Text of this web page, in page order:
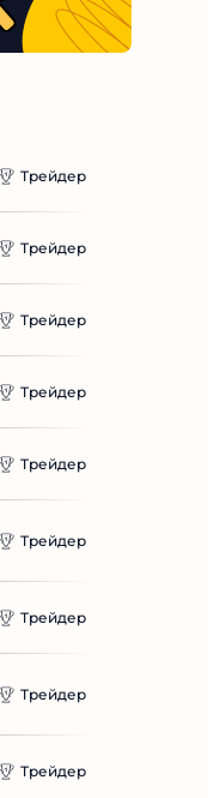
Трейдер
Трейдер
Трейдер
Трейдер
Трейдер
Трейдер
Трейдер
Трейдер
Трейдер